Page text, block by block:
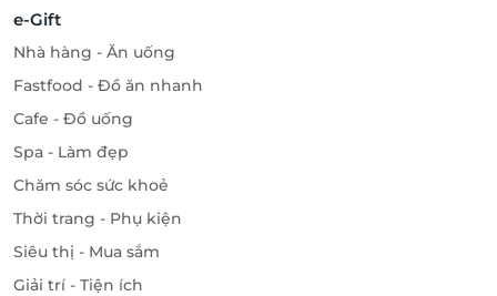
e-Gift
Nhà hàng - Ăn uống
Fastfood - Đồ ăn nhanh
Cafe - Đồ uống
Spa - Làm đẹp
Chăm sóc sức khoẻ
Thời trang - Phụ kiện
Siêu thị - Mua sắm
Giải trí - Tiện ích